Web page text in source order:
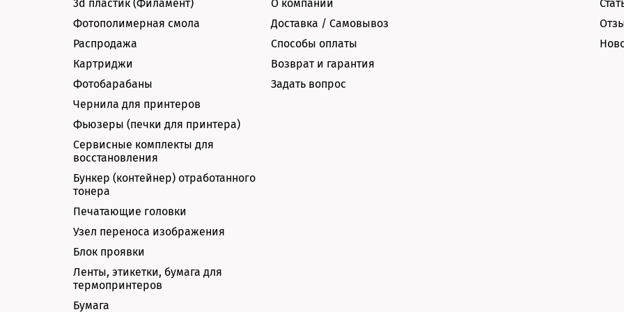
3d пластик (Филамент)
Фотополимерная смола
Распродажа
Картриджи
Фотобарабаны
Чернила для принтеров
Фьюзеры (печки для принтера)
Сервисные комплекты для
восстановления
Бункер (контейнер) отработанного
тонера
Печатающие головки
Узел переноса изображения
Блок проявки
Ленты, этикетки, бумага для
термопринтеров
Бумага
О компании
Доставка / Самовывоз
Способы оплаты
Возврат и гарантия
Задать вопрос